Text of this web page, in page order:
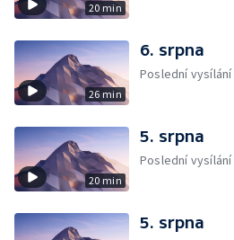
20 min
26 min
6. srpna
Poslední vysílání
20 min
5. srpna
Poslední vysílání
5. srpna